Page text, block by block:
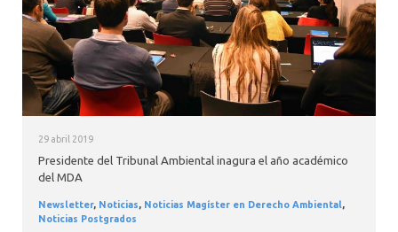
29 abril 2019
Presidente del Tribunal Ambiental inagura el año académico
del MDA
Newsletter, Noticias, Noticias Magíster en Derecho Ambiental,
Noticias Postgrados